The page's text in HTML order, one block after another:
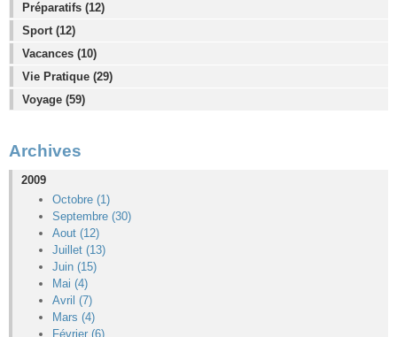
Préparatifs (12)
Sport (12)
Vacances (10)
Vie Pratique (29)
Voyage (59)
Archives
2009
Octobre (1)
Septembre (30)
Aout (12)
Juillet (13)
Juin (15)
Mai (4)
Avril (7)
Mars (4)
Février (6)